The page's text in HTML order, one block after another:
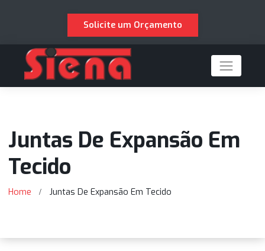
Solicite um Orçamento
Juntas De Expansão
Tecido